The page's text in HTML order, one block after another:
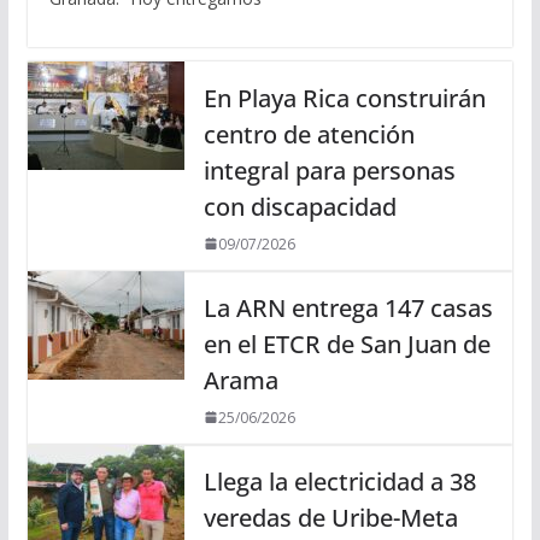
En Playa Rica construirán
centro de atención
integral para personas
con discapacidad
09/07/2026
La ARN entrega 147 casas
en el ETCR de San Juan de
Arama
25/06/2026
Llega la electricidad a 38
veredas de Uribe-Meta